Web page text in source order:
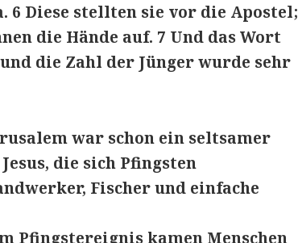
6 Diese stellten sie vor die Apostel;
die Hände auf. 7 Und das Wort
die Zahl der Jünger wurde sehr
war schon ein seltsamer
die sich Pfingsten
Fischer und einfache
Pfingstereignis kamen Menschen